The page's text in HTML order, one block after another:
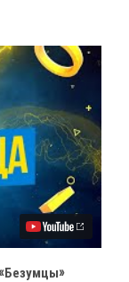
«Безумцы»